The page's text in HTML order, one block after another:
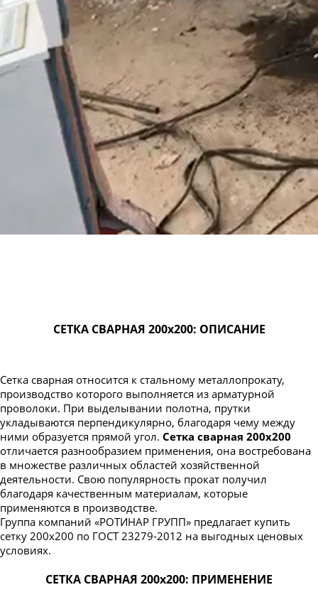
СЕТКА СВАРНАЯ 200х200: ОПИСАНИЕ
Сетка сварная относится к стальному металлопрокату,
производство которого выполняется из арматурной
проволоки. При выделывании полотна, прутки
укладываются перпендикулярно, благодаря чему между
ними образуется прямой угол. Сетка сварная 200х200
отличается разнообразием применения, она востребована
в множестве различных областей хозяйственной
деятельности. Свою популярность прокат получил
благодаря качественным материалам, которые
применяются в производстве.
Группа компаний «РОТИНАР ГРУПП» предлагает купить
сетку 200х200 по ГОСТ 23279-2012 на выгодных ценовых
условиях.
СЕТКА СВАРНАЯ 200х200: ПРИМЕНЕНИЕ